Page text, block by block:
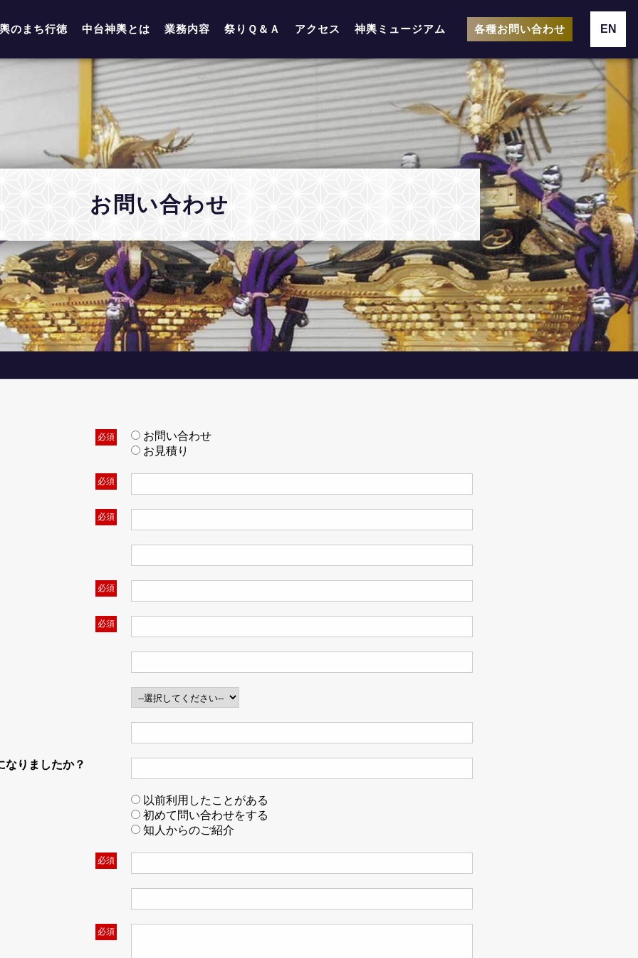
EN
のまち行徳 中台神輿とは 業務内容 祭りＱ＆Ａ アクセス 神輿ミュージアム 各種お問い合わせ
お問い合わせ
必須
お問い合わせ
お見積り
必須
必須
必須
必須
なりましたか？
以前利用したことがある
初めて問い合わせをする
知人からのご紹介
必須
必須